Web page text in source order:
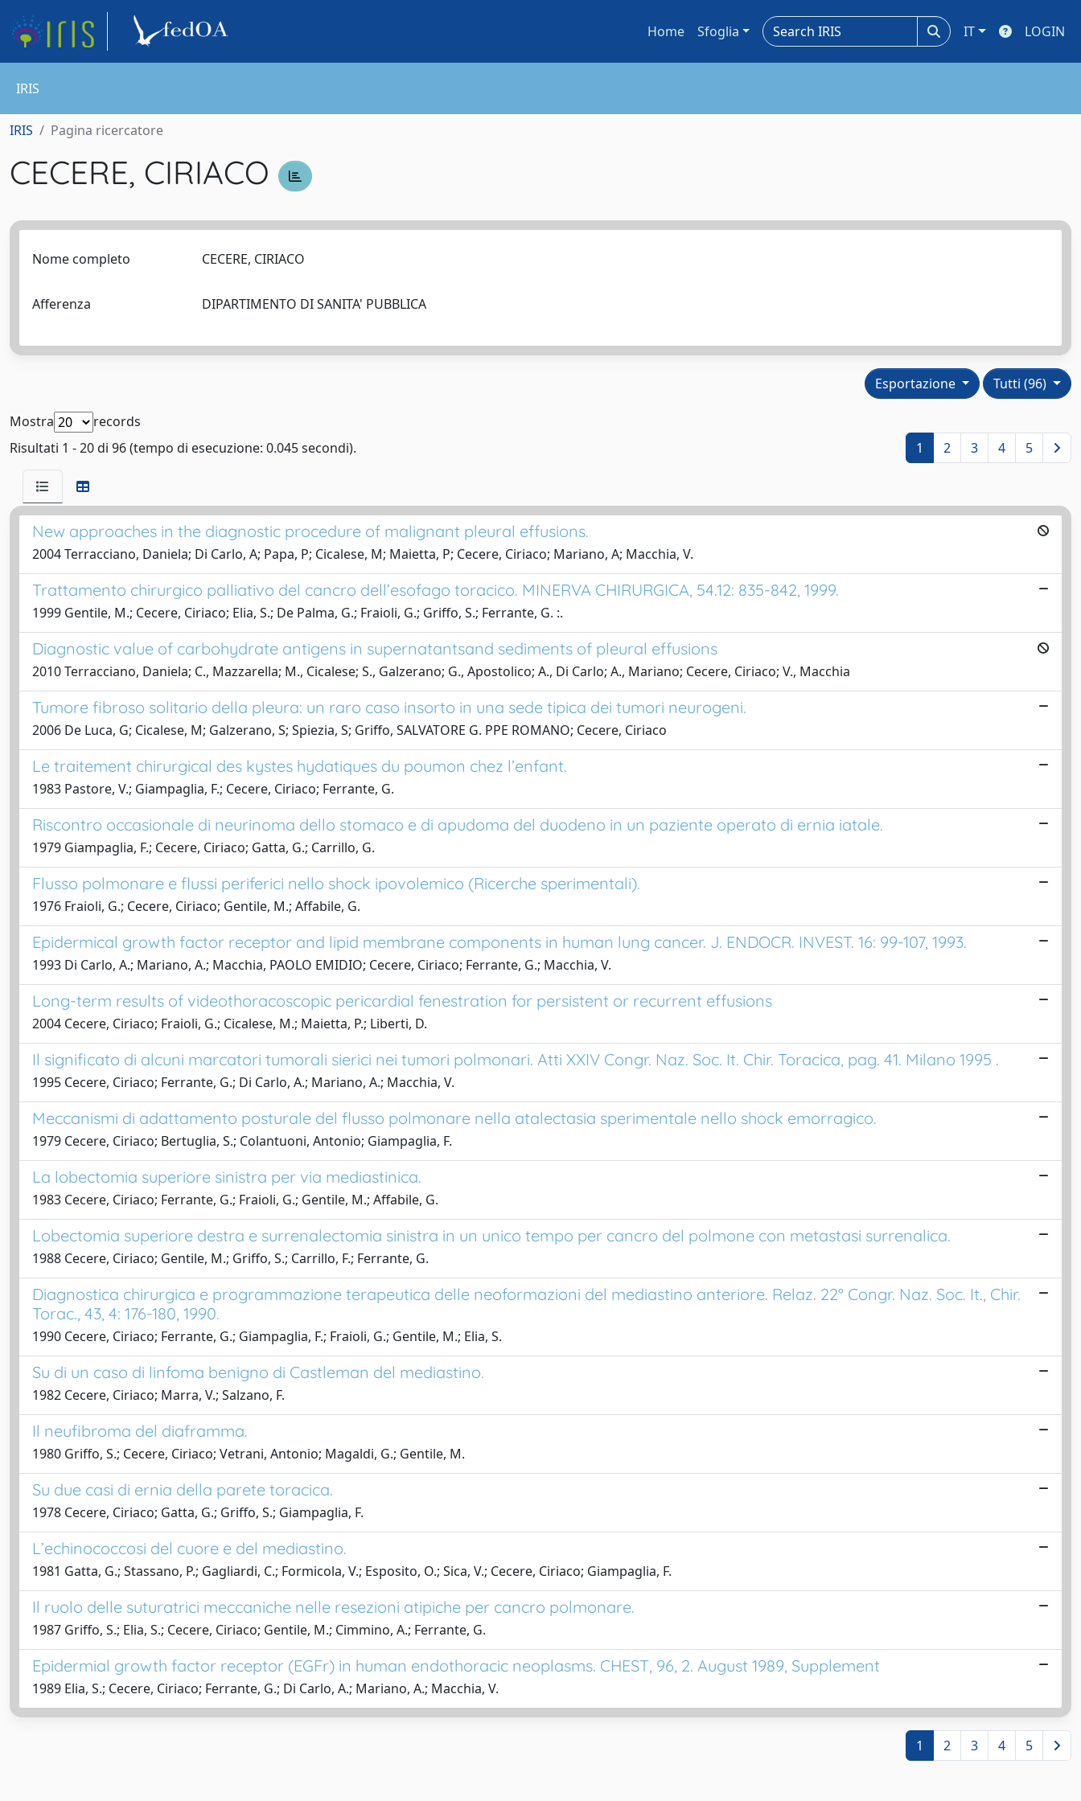
Home Sfoglia IT LOGIN
IRIS
IRIS Pagina ricercatore
CECERE, CIRIACO
Nome completo CECERE, CIRIACO
Afferenza DIPARTIMENTO DI SANITA' PUBBLICA
Tutti (96)
Esportazione
Mostra
records
Risultati 1 - 20 di 96 (tempo di esecuzione: 0.045 secondi).
1 2 3 4 5
New approaches in the diagnostic procedure of malignant pleural effusions.
2004 Terracciano, Daniela; Di Carlo, A; Papa, P; Cicalese, M; Maietta, P; Cecere, Ciriaco; Mariano, A; Macchia, V.
Trattamento chirurgico palliativo del cancro dell’esofago toracico. MINERVA CHIRURGICA, 54.12: 835-842, 1999.
1999 Gentile, M.; Cecere, Ciriaco; Elia, S.; De Palma, G.; Fraioli, G.; Griffo, S.; Ferrante, G. :.
Diagnostic value of carbohydrate antigens in supernatantsand sediments of pleural effusions
2010 Terracciano, Daniela; C., Mazzarella; M., Cicalese; S., Galzerano; G., Apostolico; A., Di Carlo; A., Mariano; Cecere, Ciriaco; V., Macchia
Tumore fibroso solitario della pleura: un raro caso insorto in una sede tipica dei tumori neurogeni.
2006 De Luca, G; Cicalese, M; Galzerano, S; Spiezia, S; Griffo, SALVATORE G. PPE ROMANO; Cecere, Ciriaco
Le traitement chirurgical des kystes hydatiques du poumon chez l’enfant.
1983 Pastore, V.; Giampaglia, F.; Cecere, Ciriaco; Ferrante, G.
Riscontro occasionale di neurinoma dello stomaco e di apudoma del duodeno in un paziente operato di ernia iatale.
1979 Giampaglia, F.; Cecere, Ciriaco; Gatta, G.; Carrillo, G.
Flusso polmonare e flussi periferici nello shock ipovolemico (Ricerche sperimentali).
1976 Fraioli, G.; Cecere, Ciriaco; Gentile, M.; Affabile, G.
Epidermical growth factor receptor and lipid membrane components in human lung cancer. J. ENDOCR. INVEST. 16: 99-107, 1993.
1993 Di Carlo, A.; Mariano, A.; Macchia, PAOLO EMIDIO; Cecere, Ciriaco; Ferrante, G.; Macchia, V.
Long-term results of videothoracoscopic pericardial fenestration for persistent or recurrent effusions
2004 Cecere, Ciriaco; Fraioli, G.; Cicalese, M.; Maietta, P.; Liberti, D.
Il significato di alcuni marcatori tumorali sierici nei tumori polmonari. Atti XXIV Congr. Naz. Soc. It. Chir. Toracica, pag. 41. Milano 1995 .
1995 Cecere, Ciriaco; Ferrante, G.; Di Carlo, A.; Mariano, A.; Macchia, V.
Meccanismi di adattamento posturale del flusso polmonare nella atalectasia sperimentale nello shock emorragico.
1979 Cecere, Ciriaco; Bertuglia, S.; Colantuoni, Antonio; Giampaglia, F.
La lobectomia superiore sinistra per via mediastinica.
1983 Cecere, Ciriaco; Ferrante, G.; Fraioli, G.; Gentile, M.; Affabile, G.
Lobectomia superiore destra e surrenalectomia sinistra in un unico tempo per cancro del polmone con metastasi surrenalica.
1988 Cecere, Ciriaco; Gentile, M.; Griffo, S.; Carrillo, F.; Ferrante, G.
Diagnostica chirurgica e programmazione terapeutica delle neoformazioni del mediastino anteriore. Relaz. 22° Congr. Naz. Soc. It., Chir.
Torac., 43, 4: 176-180, 1990.
1990 Cecere, Ciriaco; Ferrante, G.; Giampaglia, F.; Fraioli, G.; Gentile, M.; Elia, S.
Su di un caso di linfoma benigno di Castleman del mediastino.
1982 Cecere, Ciriaco; Marra, V.; Salzano, F.
Il neufibroma del diaframma.
1980 Griffo, S.; Cecere, Ciriaco; Vetrani, Antonio; Magaldi, G.; Gentile, M.
Su due casi di ernia della parete toracica.
1978 Cecere, Ciriaco; Gatta, G.; Griffo, S.; Giampaglia, F.
L’echinococcosi del cuore e del mediastino.
1981 Gatta, G.; Stassano, P.; Gagliardi, C.; Formicola, V.; Esposito, O.; Sica, V.; Cecere, Ciriaco; Giampaglia, F.
Il ruolo delle suturatrici meccaniche nelle resezioni atipiche per cancro polmonare.
1987 Griffo, S.; Elia, S.; Cecere, Ciriaco; Gentile, M.; Cimmino, A.; Ferrante, G.
Epidermial growth factor receptor (EGFr) in human endothoracic neoplasms. CHEST, 96, 2. August 1989, Supplement
1989 Elia, S.; Cecere, Ciriaco; Ferrante, G.; Di Carlo, A.; Mariano, A.; Macchia, V.
1 2 3 4 5